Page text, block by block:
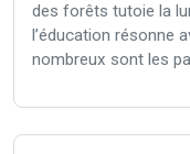
des forêts tutoie la
l’éducation résonne
nombreux sont les